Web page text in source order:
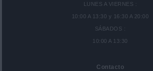
LUNES A VIERNES :
10:00 A 13:30 y 16:30 A 20:00
SÁBADOS :
10:00 A 13:30
Contacto